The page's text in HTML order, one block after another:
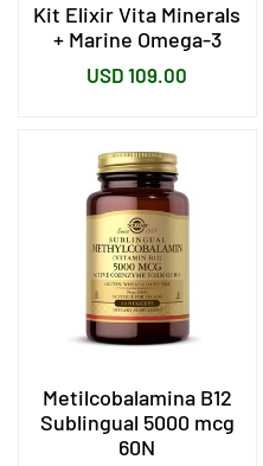
Kit Elixir Vita Minerals
+ Marine Omega-3
Precio
USD 109.00
Metilcobalamina B12
Sublingual 5000 mcg
60N